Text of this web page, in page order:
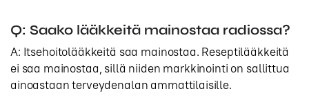
Q: Saako lääkkeitä mainostaa radiossa?
A: Itsehoitolääkkeitä saa mainostaa. Reseptilääkkeitä
ei saa mainostaa, sillä niiden markkinointi on sallittua
ainoastaan terveydenalan ammattilaisille.